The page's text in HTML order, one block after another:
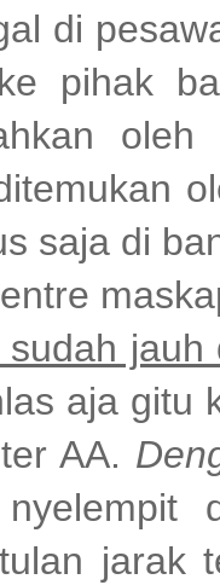
di
pihak
oleh
saja di
aja gitu
AA.
jarak